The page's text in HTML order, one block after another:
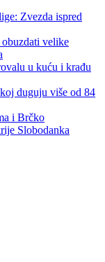
Zvezda ispred
velike
u kuću i krađu
duguju više od 84
i Brčko
Slobodanka